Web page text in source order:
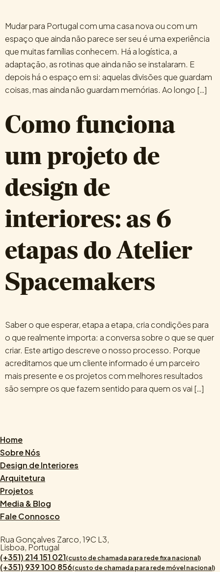
Mudar para Portugal com uma casa nova ou com um
espaço que ainda não parece ser seu é uma experiência
que muitas famílias conhecem. Há a logística, a
adaptação, as rotinas que ainda não se instalaram. E
depois há o espaço em si: aquelas divisões que guardam
coisas, mas ainda não guardam memórias. Ao longo […]
Como funciona
um projeto de
design de
interiores: as 6
etapas do Atelier
Spacemakers
Saber o que esperar, etapa a etapa, cria condições para
o que realmente importa: a conversa sobre o que se quer
criar. Este artigo descreve o nosso processo. Porque
acreditamos que um cliente informado é um parceiro
mais presente e os projetos com melhores resultados
são sempre os que fazem sentido para quem os vai […]
Home
Sobre Nós
Design de Interiores
Arquitetura
Projetos
Media & Blog
Fale Connosco
Rua Gonçalves Zarco, 19C L3,
Lisboa, Portugal
(+351) 214 151 021(custo de chamada para rede fixa nacional)
(+351) 939 100 856(custo de chamada para rede móvel nacional)